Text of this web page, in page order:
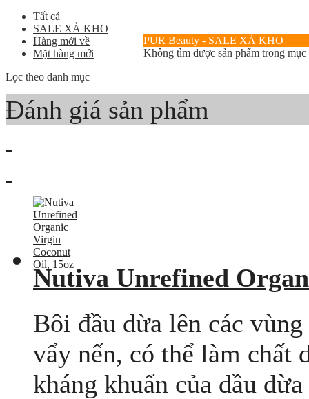
Tất cả
SALE XẢ KHO
Hàng mới về
Mặt hàng mới
Lọc theo danh mục
PUR Beauty - SALE XẢ KHO
Không tìm được sản phẩm trong mục
Đánh giá sản phẩm
Nutiva Unrefined
Bôi đầu dừa lên các
vẩy nến, có thể làm chất
kháng khuẩn của dầu